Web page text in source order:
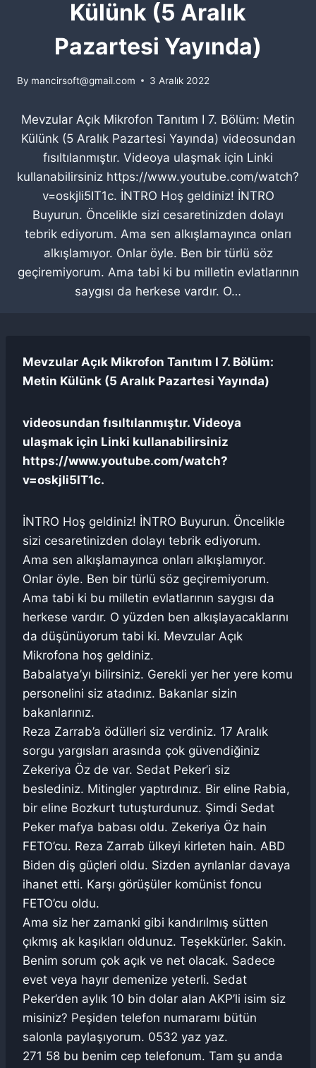
Külünk (5 Aralık
Pazartesi Yayında)
By mancirsoft@gmail.com 3 Aralık 2022
Mevzular Açık Mikrofon Tanıtım I 7. Bölüm: Metin
Külünk (5 Aralık Pazartesi Yayında) videosundan
fısıltılanmıştır. Videoya ulaşmak için Linki
kullanabilirsiniz https://www.youtube.com/watch?
v=oskjIi5IT1c. İNTRO Hoş geldiniz! İNTRO
Buyurun. Öncelikle sizi cesaretinizden dolayı
tebrik ediyorum. Ama sen alkışlamayınca onları
alkışlamıyor. Onlar öyle. Ben bir türlü söz
geçiremiyorum. Ama tabi ki bu milletin evlatlarının
saygısı da herkese vardır. O…
Mevzular Açık Mikrofon Tanıtım I 7. Bölüm:
Metin Külünk (5 Aralık Pazartesi Yayında)
videosundan fısıltılanmıştır. Videoya
ulaşmak için Linki kullanabilirsiniz
https://www.youtube.com/watch?
v=oskjIi5IT1c.
İNTRO Hoş geldiniz! İNTRO Buyurun. Öncelikle
sizi cesaretinizden dolayı tebrik ediyorum.
Ama sen alkışlamayınca onları alkışlamıyor.
Onlar öyle. Ben bir türlü söz geçiremiyorum.
Ama tabi ki bu milletin evlatlarının saygısı da
herkese vardır. O yüzden ben alkışlayacaklarını
da düşünüyorum tabi ki. Mevzular Açık
Mikrofona hoş geldiniz.
Babalatya’yı bilirsiniz. Gerekli yer her yere komu
personelini siz atadınız. Bakanlar sizin
bakanlarınız.
Reza Zarrab’a ödülleri siz verdiniz. 17 Aralık
sorgu yargısları arasında çok güvendiğiniz
Zekeriya Öz de var. Sedat Peker’i siz
beslediniz. Mitingler yaptırdınız. Bir eline Rabia,
bir eline Bozkurt tutuşturdunuz. Şimdi Sedat
Peker mafya babası oldu. Zekeriya Öz hain
FETO’cu. Reza Zarrab ülkeyi kirleten hain. ABD
Biden diş güçleri oldu. Sizden ayrılanlar davaya
ihanet etti. Karşı görüşüler komünist foncu
FETO’cu oldu.
Ama siz her zamanki gibi kandırılmış sütten
çıkmış ak kaşıkları oldunuz. Teşekkürler. Sakin.
Benim sorum çok açık ve net olacak. Sadece
evet veya hayır demenize yeterli. Sedat
Peker’den aylık 10 bin dolar alan AKP’li isim siz
misiniz? Peşiden telefon numaramı bütün
salonla paylaşıyorum. 0532 yaz yaz.
271 58 bu benim cep telefonum. Tam şu anda